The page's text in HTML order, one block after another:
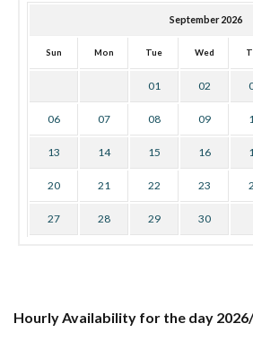
September 2026
Sun Mon Tue Wed
01 02
06 07 08 09
13 14 15 16
20 21 22 23
27 28 29 30
Hourly Availability for the day